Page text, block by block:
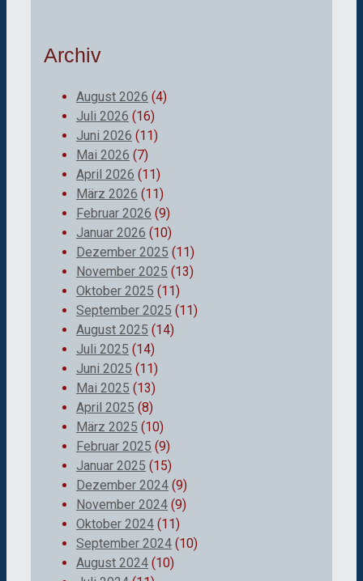
Archiv
August 2026 (4)
Juli 2026 (16)
Juni 2026 (11)
Mai 2026 (7)
April 2026 (11)
März 2026 (11)
Februar 2026 (9)
Januar 2026 (10)
Dezember 2025 (11)
November 2025 (13)
Oktober 2025 (11)
September 2025 (11)
August 2025 (14)
Juli 2025 (14)
Juni 2025 (11)
Mai 2025 (13)
April 2025 (8)
März 2025 (10)
Februar 2025 (9)
Januar 2025 (15)
Dezember 2024 (9)
November 2024 (9)
Oktober 2024 (11)
September 2024 (10)
August 2024 (10)